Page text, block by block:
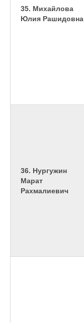
35. Михайлова
Юлия Рашидовна
36. Нургужин
Марат
Рахмалиевич